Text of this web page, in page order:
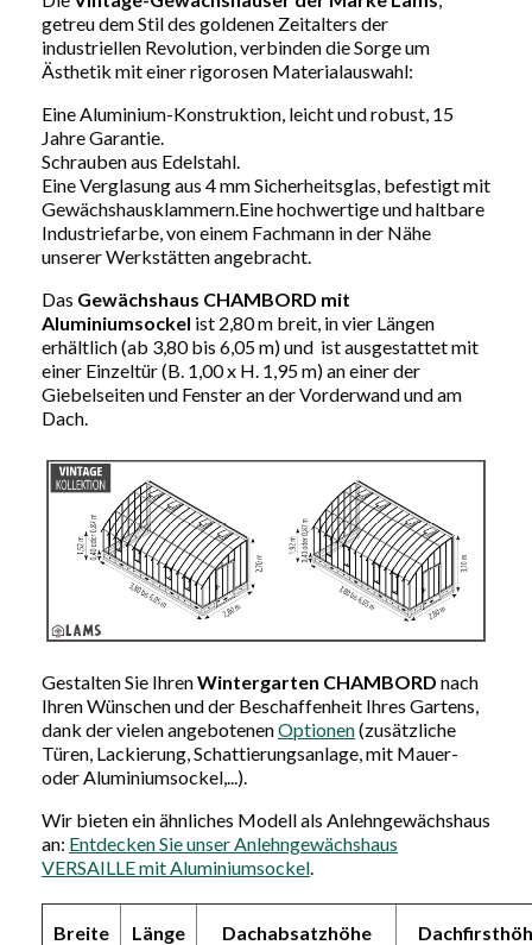
getreu dem Stil des goldenen Zeitalters der
industriellen Revolution, verbinden die Sorge um
Ästhetik mit einer rigorosen Materialauswahl:
Eine Aluminium-Konstruktion, leicht und robust, 15
Jahre Garantie.
Schrauben aus Edelstahl.
Eine Verglasung aus 4 mm Sicherheitsglas, befestigt mit
Gewächshausklammern.Eine hochwertige und haltbare
Industriefarbe, von einem Fachmann in der Nähe
unserer Werkstätten angebracht.
Das Gewächshaus CHAMBORD mit
Aluminiumsockel ist 2,80 m breit, in vier Längen
erhältlich (ab 3,80 bis 6,05 m) und ist ausgestattet mit
einer Einzeltür (B. 1,00 x H. 1,95 m) an einer der
Giebelseiten und Fenster an der Vorderwand und am
Dach.
Gestalten Sie IhrenWintergarten CHAMBORD nach
Ihren Wünschen und der Beschaffenheit Ihres Gartens,
dank der vielen angebotenenOptionen(zusätzliche
Türen, Lackierung, Schattierungsanlage, mit Mauer-
oder Aluminiumsockel,...).
Wir bieten ein ähnliches Modell als Anlehngewächshaus
an: Entdecken Sie unser Anlehngewächshaus
VERSAILLE mit Aluminiumsockel
Breite Länge Dachabsatzhöhe